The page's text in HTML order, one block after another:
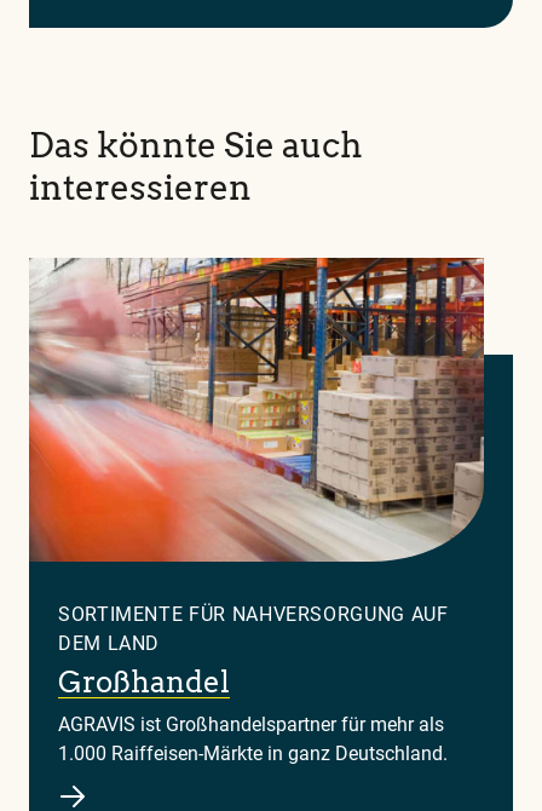
Das könnte Sie auch
interessieren
SORTIMENTE FÜR NAHVERSORGUNG AUF
DEM LAND
Großhandel
AGRAVIS ist Großhandelspartner für mehr als
1.000 Raiffeisen-Märkte in ganz Deutschland.